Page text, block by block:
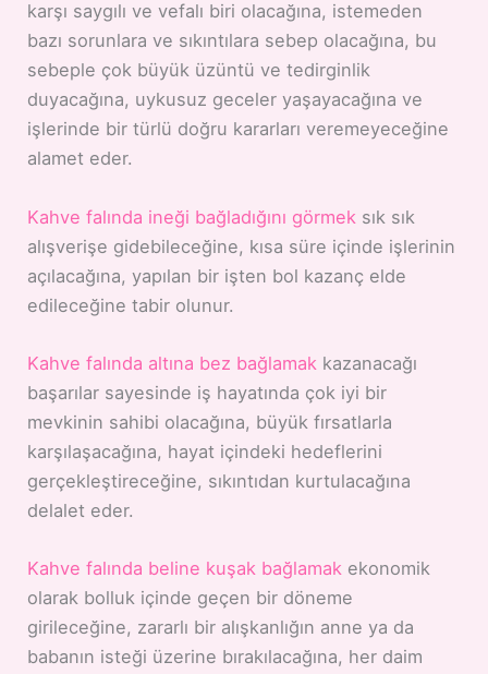
karşı saygılı ve vefalı biri olacağına, istemeden
bazı sorunlara ve sıkıntılara sebep olacağına, bu
sebeple çok büyük üzüntü ve tedirginlik
duyacağına, uykusuz geceler yaşayacağına ve
işlerinde bir türlü doğru kararları veremeyeceğine
alamet eder.
Kahve falında ineği bağladığını görmek sık sık
alışverişe gidebileceğine, kısa süre içinde işlerinin
açılacağına, yapılan bir işten bol kazanç elde
edileceğine tabir olunur.
Kahve falında altına bez bağlamak kazanacağı
başarılar sayesinde iş hayatında çok iyi bir
mevkinin sahibi olacağına, büyük fırsatlarla
karşılaşacağına, hayat içindeki hedeflerini
gerçekleştireceğine, sıkıntıdan kurtulacağına
delalet eder.
Kahve falında beline kuşak bağlamak ekonomik
olarak bolluk içinde geçen bir döneme
girileceğine, zararlı bir alışkanlığın anne ya da
babanın isteği üzerine bırakılacağına, her daim